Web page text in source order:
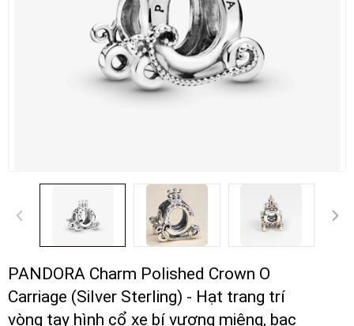
PANDORA Charm Polished Crown O
Carriage (Silver Sterling) - Hạt trang trí
vòng tay hình cổ xe bí vương miệng, bạc